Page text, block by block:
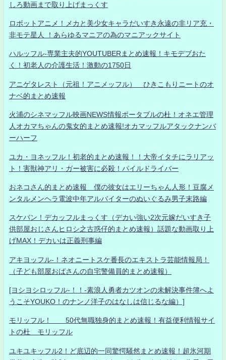
しろ動画まで取り上げまっくす
ロボットアニメ！メカと美少女キャラだいすき永遠の非リア充・
非モテ星人 ！あらゆるマニアの為のマニアックサイト
ハルッフル-専業主夫的YOUTUBERまとめ速報！キモデブおた
く！初老人の介護生活！激動の1750日
アニゲタレスト（元祖！アニメッフル） ひきこもりニートのオ
ナベ的まとめ速報
火浦のシネマッフル映画NEWS情報ポータブルの杜！オネエ管理
人オカマちゃんの鬼女的まとめ速報!オカマッフルアタックナンバ
ーハーフ
ユカ・ヨネッフル！初老的まとめ速報！！大帝イタチにラリアッ
ト！害獣神アリ・ガー被害に必殺！パイルドライバー
おネコさん的まとめ速報 僕の彼女はエリーちゃん人形！豆腐メ
ンタルメンヘラ電波中年アルバイターのぬいぐるみ男子末路編
スケバン！デカッフルまっくす（デカい強い2次元嫁だいすき子
供部屋おじさんヒロシ之古惑仔的まとめ速報）話題な動画取り上
げMAX！デカいは正義刑事編
アキヨッフル-！ネオニートスケ番長のエキストラ芸能情報局！
（子ども部屋おばさんの自宅警備員的まとめ速報）
[ヨシヨシロッフル-！！-素浪人勇者カツオンの未解決事件簿へよ
うこそYOUKO！のナンノ洋子のはなしは信じるな編）]
モリッフル！ 50代無職独身的まとめ速報！有益便利情報サイ
トの杜 モリッフル
ユキユキッフル2！ど底辺的一同驚愕騒然まとめ速報！超氷河期